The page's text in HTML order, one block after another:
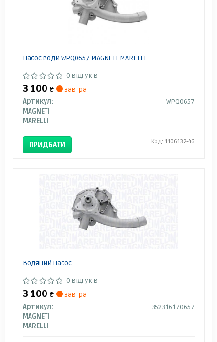
Насос води WPQ0657 MAGNETI MARELLI
0 відгуків
3 100 ₴
завтра
Артикул:
WPQ0657
MAGNETI
MARELLI
ПРИДБАТИ Код: 1106132-46
Водяний насос
0 відгуків
3 100 ₴
завтра
Артикул:
352316170657
MAGNETI
MARELLI